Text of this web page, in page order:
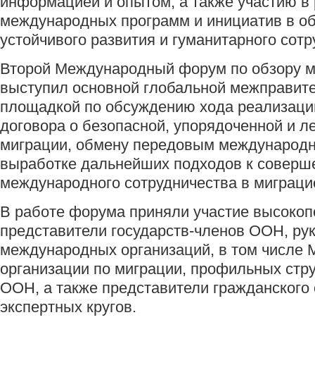
международных программ и инициатив в
устойчивого развития и гуманитарного
Второй Международный форум по обзору
выступил основной глобальной
площадкой по обсуждению хода
договора о безопасной, упорядоченной и
миграции, обмену передовым
выработке дальнейших подходов к
международного сотрудничества в
В работе форума приняли участие
представители государств-членов ООН,
международных организаций, в том числе
организации по миграции, профильных
ООН, а также представители
экспертных кругов.